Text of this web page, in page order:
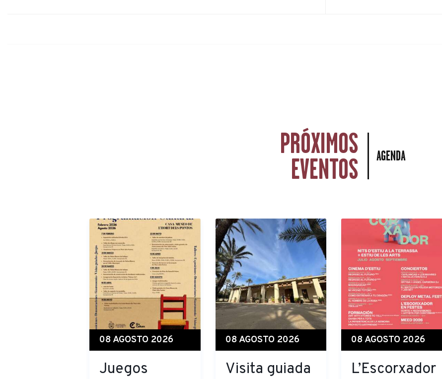
AGENDA
PRÓXIMOS
EVENTOS
08 AGOSTO 2026
Juegos
08 AGOSTO 2026
Visita guiada
08 AGOSTO 2026
L’Escorxador